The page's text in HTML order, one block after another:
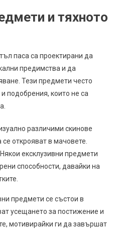
и тяхното
паса са проектирани да
предимства и да
Тези предмети често
подобрения, които не са
различими скинове
открояват в мачовете.
Някои ексклузивни предмети
способности, давайки на
предмети се състои в
усещането за постижение и
мотивирайки ги да завършат